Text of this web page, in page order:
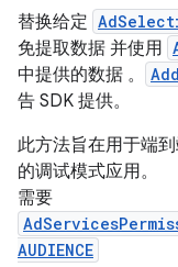
替换给定
免提取数据 并使用
中提供的数据 。
告 SDK 提供。
此方法旨在用于端
的调试模式应用。
需要
AUDIENCE